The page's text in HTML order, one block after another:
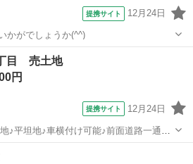
提携サイト 12月24日
かがでしょうか(^^)
/土地売買
目 売土地
円
提携サイト 12月24日
♪平坦地♪車横付け可能♪前面道路一通で
/土地売買